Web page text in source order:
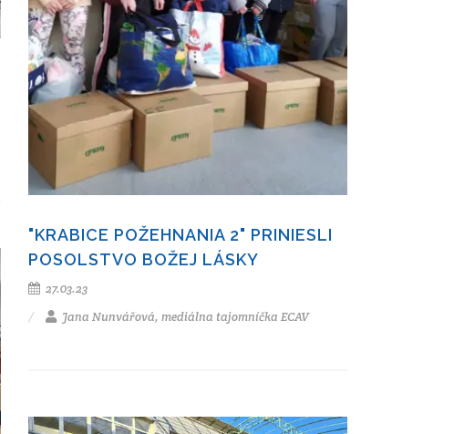
"KRABICE POŽEHNANIA 2" PRINIESLI
POSOLSTVO BOŽEJ LÁSKY
27.03.23
Jana Nunvářová, mediálna tajomníčka ECAV